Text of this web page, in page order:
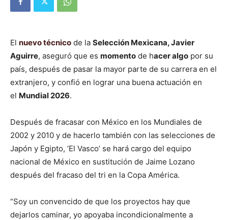
El nuevo técnico de la Selección Mexicana, Javier
Aguirre, aseguró que es momento de hacer algo por su
país, después de pasar la mayor parte de su carrera en el
extranjero, y confió en lograr una buena actuación en
el Mundial 2026.
Después de fracasar con México en los Mundiales de
2002 y 2010 y de hacerlo también con las selecciones de
Japón y Egipto, ‘El Vasco’ se hará cargo del equipo
nacional de México en sustitución de Jaime Lozano
después del fracaso del tri en la Copa América.
“Soy un convencido de que los proyectos hay que
dejarlos caminar, yo apoyaba incondicionalmente a